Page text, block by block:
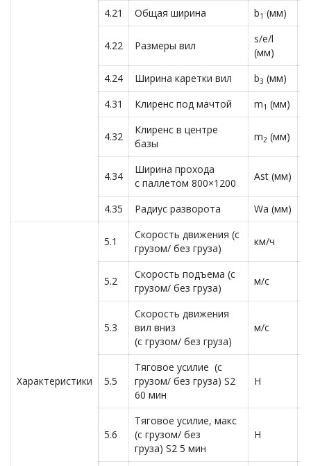
4.21
Общая ширина b1 (мм)
4.22 Размеры вил
s/e/l
(мм)
4.24 Ширина каретки вил b3 (мм)
4.31
Клиренс под мачтой m1 (мм)
4.32
Клиренс в центре
базы
m2 (мм)
4.34
Ширина прохода
с паллетом 800×1200
Ast (мм)
4.35 Радиус разворота Wa (мм)
Характеристики
5.1
Скорость движения (с
грузом/ без груза)
км/ч
5.2
Скорость подъема (с
грузом/ без груза)
м/с
5.3
Скорость движения
вил вниз
(с грузом/ без груза)
м/с
5.5
Тяговое усилие (с
грузом/ без груза) S2
60 мин
Н
5.6
Тяговое усилие, макс
(с грузом/ без
груза) S2 5 мин
Н